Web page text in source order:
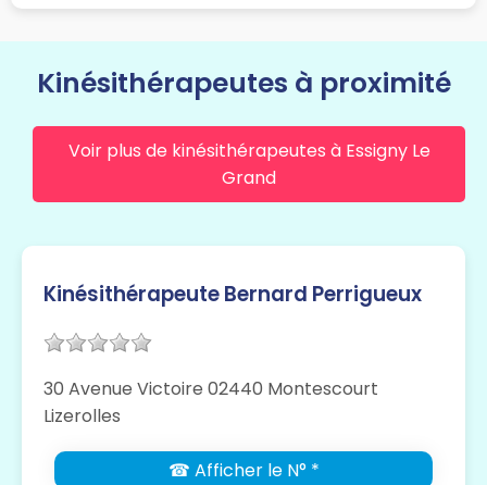
Kinésithérapeutes à proximité
Voir plus de kinésithérapeutes à Essigny Le
Grand
Kinésithérapeute Bernard Perrigueux
30 Avenue Victoire 02440 Montescourt
Lizerolles
☎ Afficher le N° *